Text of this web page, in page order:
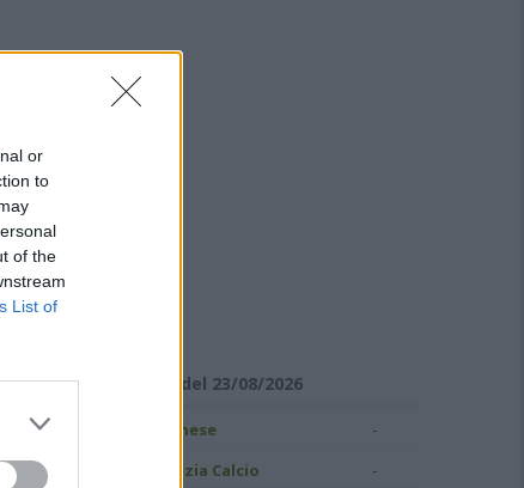
or
to
of the
List ofDI SERIE C
B - Giornata 1 del 23/08/2026
Pianese -
Grosseto 1912 Spezia Calcio -